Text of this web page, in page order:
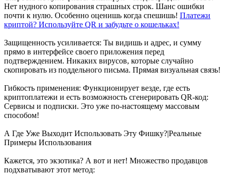
Нет нудного копирования страшных строк. Шанс ошибки
почти к нулю. Особенно оценишь когда спешишь! Платежи
криптой? Используйте QR и забудьте о кошельках!
Защищенность усиливается: Ты видишь и адрес, и сумму
прямо в интерфейсе своего приложения перед
подтверждением. Никаких вирусов, которые случайно
скопировать из поддельного письма. Прямая визуальная связь!
Гибкость применения: Функционирует везде, где есть
криптоплатежи и есть возможность сгенерировать QR-код:
Сервисы и подписки. Это уже по-настоящему массовым
способом!
А Где Уже Выходит Использовать Эту Фишку?|Реальные
Примеры Использования
Кажется, это экзотика? А вот и нет! Множество продавцов
подхватывают этот метод: